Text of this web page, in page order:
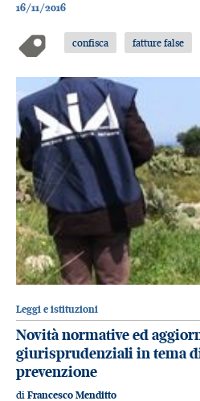
16/11/2016
confisca fatture false
Leggi e istituzioni
Novità normative ed
giurisprudenziali in tema
prevenzione
di Francesco Menditto